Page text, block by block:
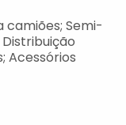
camiões; Semi-
Acessórios